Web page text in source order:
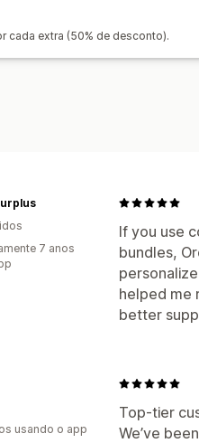
cada extra (50% de desconto).
If you use
bundles,
helped me
better
7 anos
Top-tier
We’ve
usando o app